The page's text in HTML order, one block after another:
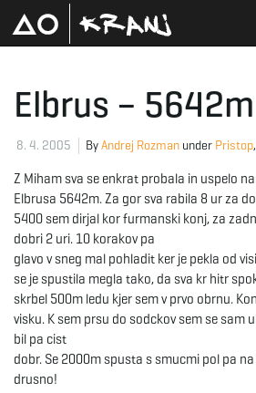
Elbrus – 5642m
8. 4. 2005 ByAndrej Rozman under Pristop,
Z Miham sva se enkrat probala in uspelo
Elbrusa 5642m. Za gor sva rabila 8 ur za
5400 sem dirjal kor furmanski konj, za
dobri 2 uri. 10 korakov pa
glavo v sneg mal pohladit ker je pekla od
se je spustila megla tako, da sva kr hitr
skrbel 500m ledu kjer sem v prvo obrnu.
visku. K sem prsu do sodckov sem se sam
bil pa cist
dobr. Se 2000m spusta s smucmi pol pa
drusno!